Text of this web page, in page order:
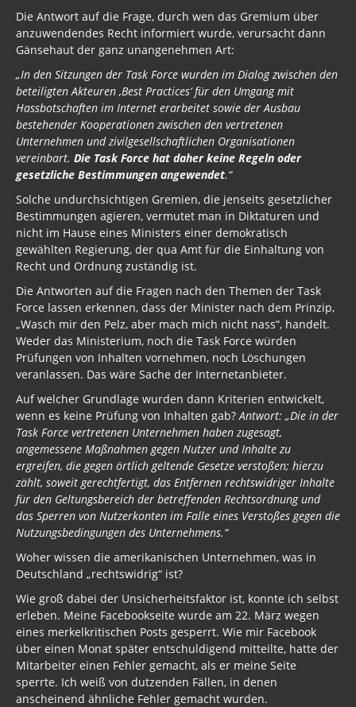
Die Antwort auf die Frage, durch wen das Gremium über
anzuwendendes Recht informiert wurde, verursacht dann
Gänsehaut der ganz unangenehmen Art:
„In den Sitzungen der Task Force wurden im Dialog zwischen den
beteiligten Akteuren ‚Best Practices’ für den Umgang mit
Hassbotschaften im Internet erarbeitet sowie der Ausbau
bestehender Kooperationen zwischen den vertretenen
Unternehmen und zivilgesellschaftlichen Organisationen
vereinbart. Die Task Force hat daher keine Regeln oder
gesetzliche Bestimmungen angewendet.“
Solche undurchsichtigen Gremien, die jenseits gesetzlicher
Bestimmungen agieren, vermutet man in Diktaturen und
nicht im Hause eines Ministers einer demokratisch
gewählten Regierung, der qua Amt für die Einhaltung von
Recht und Ordnung zuständig ist.
Die Antworten auf die Fragen nach den Themen der Task
Force lassen erkennen, dass der Minister nach dem Prinzip,
„Wasch mir den Pelz, aber mach mich nicht nass“, handelt.
Weder das Ministerium, noch die Task Force würden
Prüfungen von Inhalten vornehmen, noch Löschungen
veranlassen. Das wäre Sache der Internetanbieter.
Auf welcher Grundlage wurden dann Kriterien entwickelt,
wenn es keine Prüfung von Inhalten gab? Antwort: „Die in der
Task Force vertretenen Unternehmen haben zugesagt,
angemessene Maßnahmen gegen Nutzer und Inhalte zu
ergreifen, die gegen örtlich geltende Gesetze verstoßen; hierzu
zählt, soweit gerechtfertigt, das Entfernen rechtswidriger Inhalte
für den Geltungsbereich der betreffenden Rechtsordnung und
das Sperren von Nutzerkonten im Falle eines Verstoßes gegen die
Nutzungsbedingungen des Unternehmens.“
Woher wissen die amerikanischen Unternehmen, was in
Deutschland „rechtswidrig“ ist?
Wie groß dabei der Unsicherheitsfaktor ist, konnte ich selbst
erleben. Meine Facebookseite wurde am 22. März wegen
eines merkelkritischen Posts gesperrt. Wie mir Facebook
über einen Monat später entschuldigend mitteilte, hatte der
Mitarbeiter einen Fehler gemacht, als er meine Seite
sperrte. Ich weiß von dutzenden Fällen, in denen
anscheinend ähnliche Fehler gemacht wurden.